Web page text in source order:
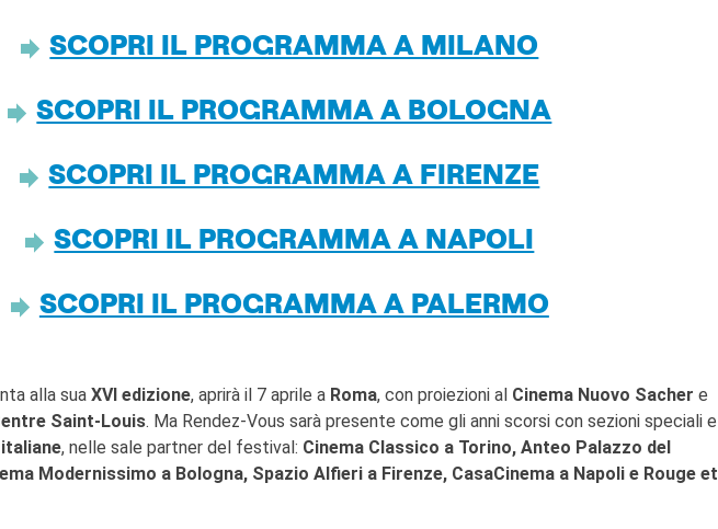
SCOPRI IL PROGRAMMA A MILANO
SCOPRI IL PROGRAMMA A BOLOGNA
SCOPRI IL PROGRAMMA A FIRENZE
SCOPRI IL PROGRAMMA A NAPOLI
SCOPRI IL PROGRAMMA A PALERMO
alla sua XVI edizione, aprirà il 7 aprile a Roma, con proiezioni al Cinema Nuovo Sacher e
Saint-Louis. Ma Rendez-Vous sarà presente come gli anni scorsi con sezioni speciali e
, nelle sale partner del festival: Cinema Classico a Torino, Anteo Palazzo del
Modernissimo a Bologna, Spazio Alfieri a Firenze, CasaCinema a Napoli e Rouge et